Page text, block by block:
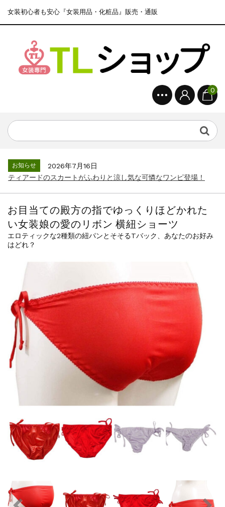
女装初心者も安心『女装用品・化粧品』販売・通販
0
お知らせ
2026年7月16日
ティアードのスカートがふわりと涼し気な可憐なワンピ登場！
お目当ての殿方の指でゆっくりほどかれた
い女装娘の愛のリボン 横紐ショーツ
エロティックな2種類の紐パンとそそるTバック、あなたのお好み
はどれ？